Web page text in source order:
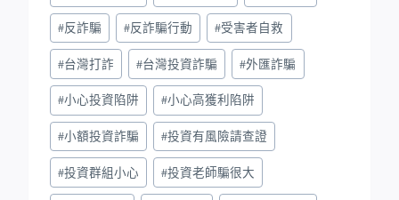
#反詐騙 #反詐騙行動 #受害者自救
#台灣打詐 #台灣投資詐騙 #外匯詐騙
#小心投資陷阱 #小心高獲利陷阱
#小額投資詐騙 #投資有風險請查證
#投資群組小心 #投資老師騙很大